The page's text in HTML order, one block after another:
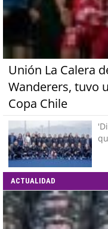
Unión La Calera
Wanderers, tuvo
Copa Chile
ACTUALIDAD